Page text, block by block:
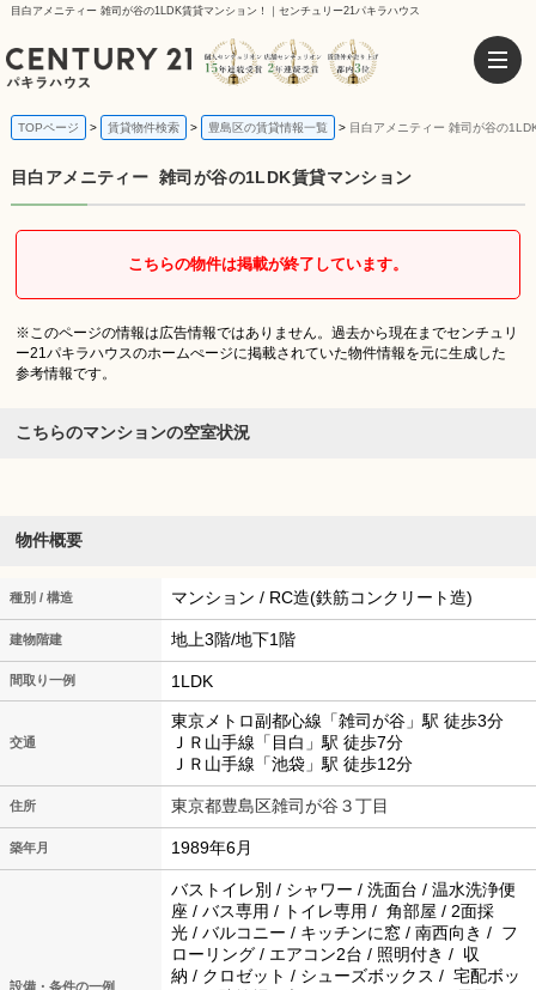
目白アメニティー 雑司が谷の1LDK賃貸マンション！｜センチュリー21パキラハウス
TOPページ 賃貸物件検索 豊島区の賃貸情報一覧 目白アメニティー 雑司が谷の
目白アメニティー 雑司が谷の1LDK賃貸マンション
こちらの物件は掲載が終了しています。
※このページの情報は広告情報ではありません。過去から現在までセンチュリ
ー21パキラハウスのホームぺージに掲載されていた物件情報を元に生成した
参考情報です。
こちらのマンションの空室状況
物件概要
種別 / 構造 マンション / RC造(鉄筋コンクリート造)
建物階建 地上3階/地下1階
間取り一例 1LDK
交通
東京メトロ副都心線「雑司が谷」駅 徒歩3分
ＪＲ山手線「目白」駅 徒歩7分
ＪＲ山手線「池袋」駅 徒歩12分
住所 東京都豊島区雑司が谷３丁目
築年月 1989年6月
設備・条件の一例
バストイレ別 / シャワー / 洗面台 / 温水洗浄便
座 / バス専用 / トイレ専用 / 角部屋 / 2面採
光 / バルコニー / キッチンに窓 / 南西向き / フ
ローリング / エアコン2台 / 照明付き / 収
納 / クロゼット / シューズボックス / 宅配ボッ